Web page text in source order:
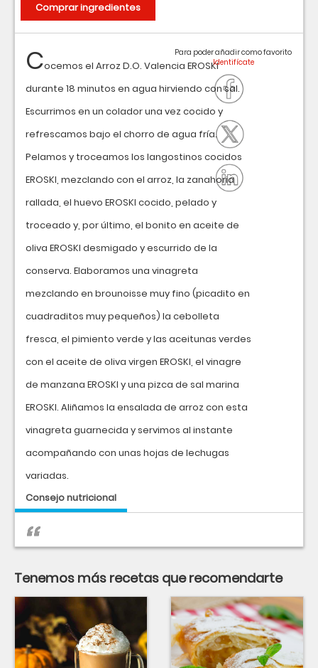
Cocemos el Arroz D.O. Valencia EROSKI
durante 18 minutos en agua hirviendo con sal.
Escurrimos en un colador una vez cocido y
refrescamos bajo el chorro de agua fría.
Pelamos y troceamos los langostinos cocidos
EROSKI, mezclando con el arroz, la zanahoria
rallada, el huevo EROSKI cocido, pelado y
troceado y, por último, el bonito en aceite de
oliva EROSKI desmigado y escurrido de la
conserva. Elaboramos una vinagreta
mezclando en brounoisse muy fino (picadito en
cuadraditos muy pequeños) la cebolleta
fresca, el pimiento verde y las aceitunas verdes
con el aceite de oliva virgen EROSKI, el vinagre
de manzana EROSKI y una pizca de sal marina
EROSKI. Aliñamos la ensalada de arroz con esta
vinagreta guarnecida y servimos al instante
acompañando con unas hojas de lechugas
variadas.
Consejo nutricional
Para poder añadir como favorito
Comprar ingredientes
Tenemos más recetas que recomendarte